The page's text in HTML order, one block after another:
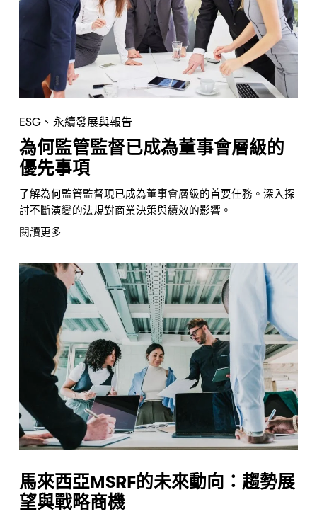
ESG、永續發展與報告
為何監管監督已成為董事會層級的
優先事項
了解為何監管監督現已成為董事會層級的首要任務。深入探
討不斷演變的法規對商業決策與績效的影響。
閱讀更多
馬來西亞MSRF的未來動向：趨勢展
望與戰略商機